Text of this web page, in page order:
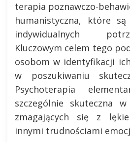
terapia poznawczo-
humanistyczna, które
indywidualnych
Kluczowym celem tego
osobom w identyfikacji
w poszukiwaniu
Psychoterapia
szczególnie skuteczna
zmagających się z
innymi trudnościami